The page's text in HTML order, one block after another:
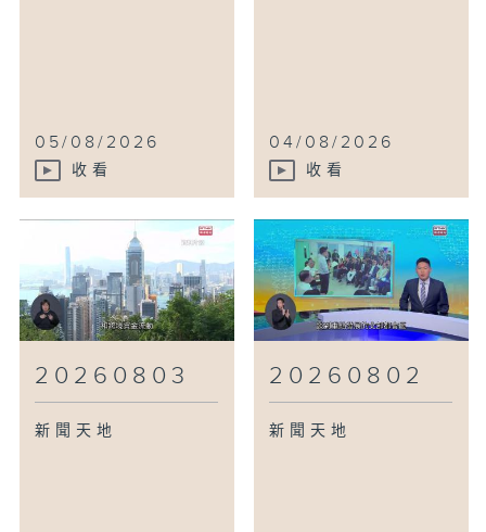
05/08/2026
收看
04/08/2026
收看
20260803
新聞天地
20260802
新聞天地